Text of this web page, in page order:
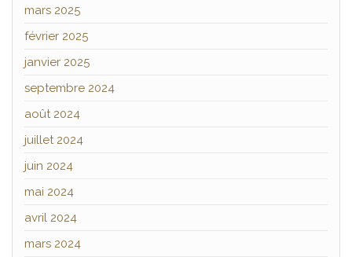
mars 2025
février 2025
janvier 2025
septembre 2024
août 2024
juillet 2024
juin 2024
mai 2024
avril 2024
mars 2024